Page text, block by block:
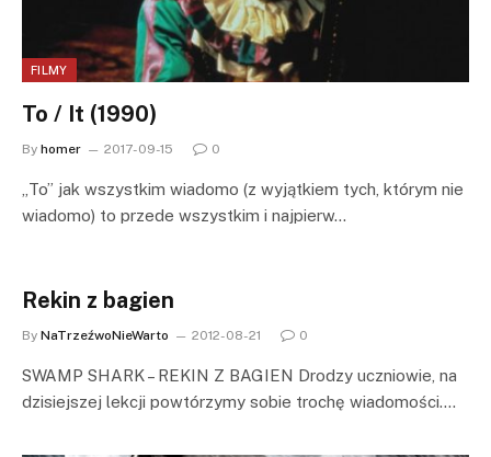
FILMY
To / It (1990)
By homer 2017-09-15 0
„To” jak wszystkim wiadomo (z wyjątkiem tych, którym nie
wiadomo) to przede wszystkim i najpierw…
Rekin z bagien
By NaTrzeźwoNieWarto 2012-08-21 0
SWAMP SHARK – REKIN Z BAGIEN Drodzy uczniowie, na
dzisiejszej lekcji powtórzymy sobie trochę wiadomości.…